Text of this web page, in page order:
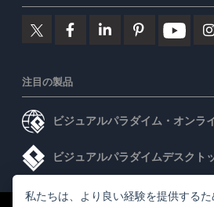
注目の製品
ビジュアルパラダイム・オンラ
ビジュアルパラダイムデスクト
私たちは、より良い経験を提供する